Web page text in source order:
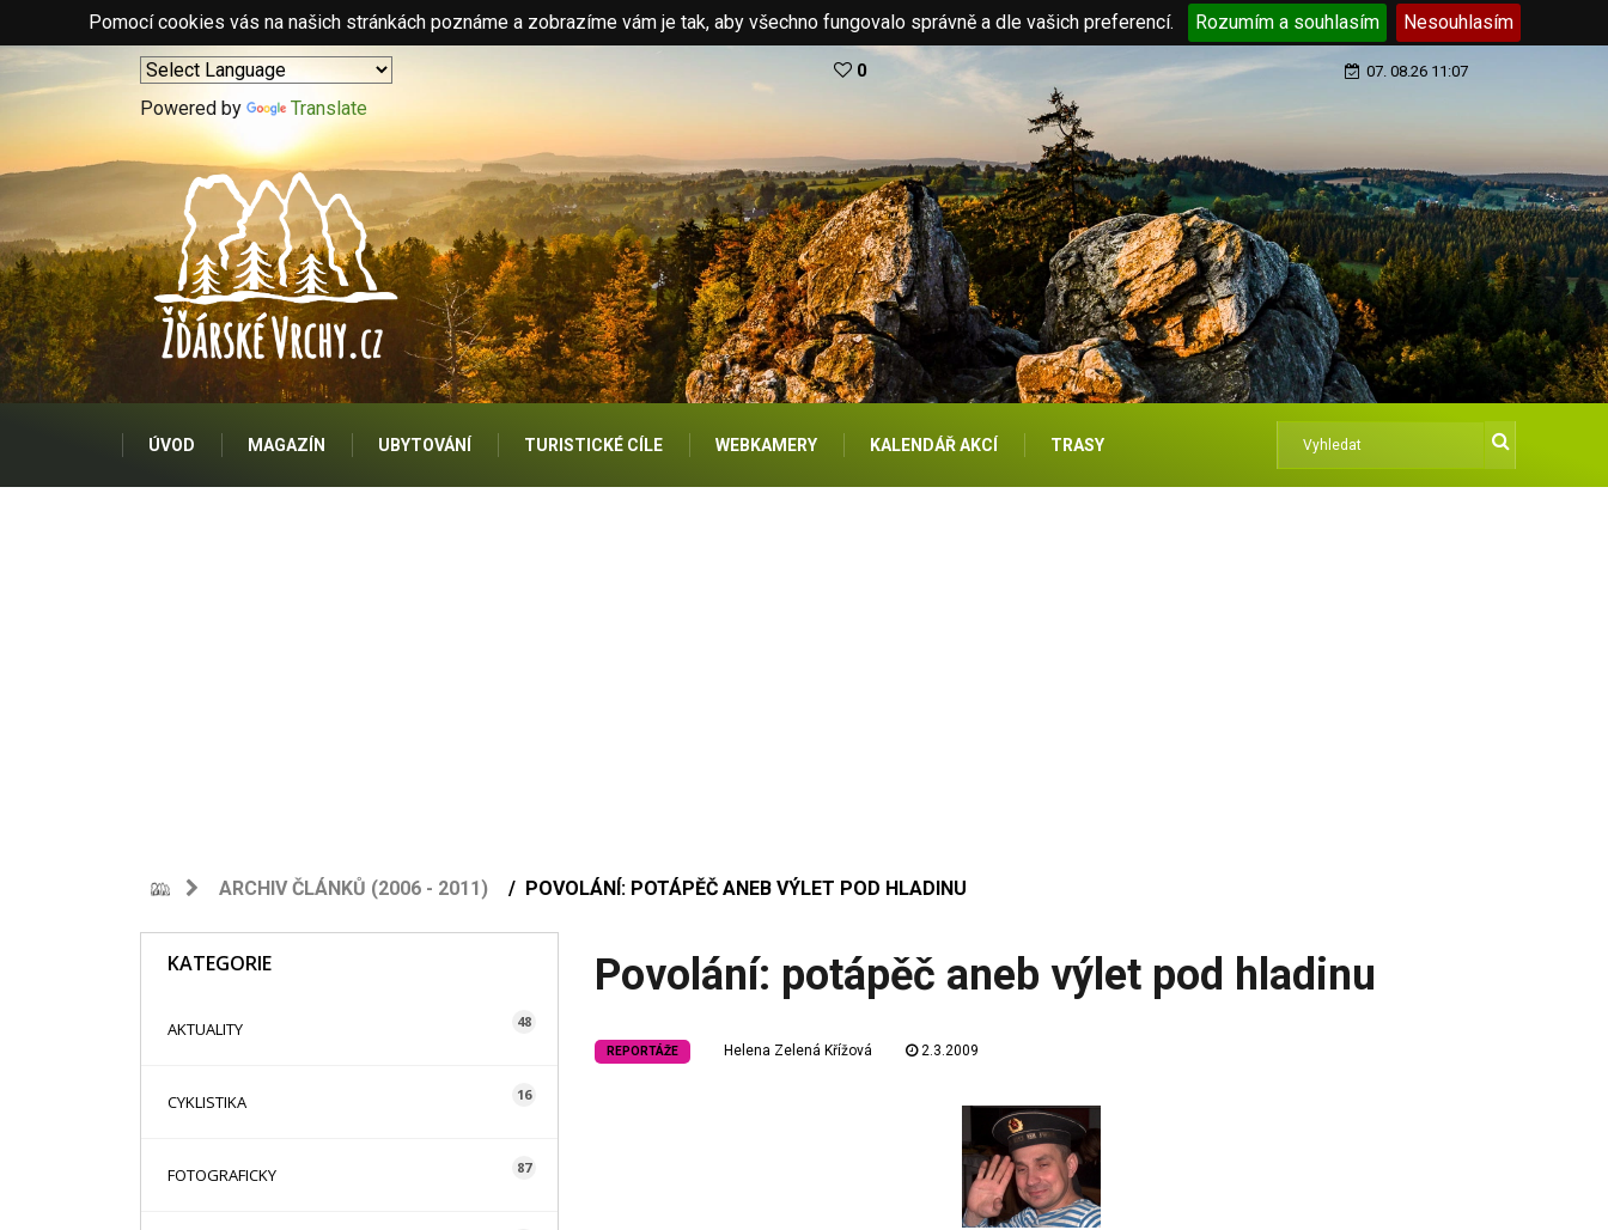
Pomocí cookies vás na našich stránkách poznáme a zobrazíme vám je tak, aby všechno fungovalo správně a dle vašich preferencí. Rozumím a souhlasím Nesouhlasím
Powered by Translate
0 07. 08.26 11:07
ÚVOD MAGAZÍN UBYTOVÁNÍ TURISTICKÉ CÍLE WEBKAMERY KALENDÁŘ AKCÍ TRASY
ARCHIV ČLÁNKŮ (2006 - 2011) POVOLÁNÍ: POTÁPĚČ ANEB VÝLET POD HLADINU
KATEGORIE
AKTUALITY 48
CYKLISTIKA 16
FOTOGRAFICKY 87
Povolání: potápěč aneb výlet pod hladinu
REPORTÁŽE Helena Zelená Křížová 2.3.2009